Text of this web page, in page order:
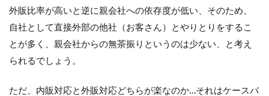
外販比率が高いと逆に親会社への依存度が低い、そのため、
自社として直接外部の他社（お客さん）とやりとりをするこ
とが多く、親会社からの無茶振りというのは少ない、と考え
られるでしょう。
ただ、内販対応と外販対応どちらが楽なのか…それはケースバ